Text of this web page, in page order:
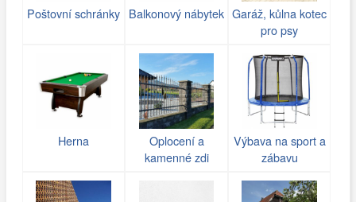
Poštovní schránky Balkonový nábytek Garáž, kůlna kotec
pro psy
Herna
Oplocení a
kamenné zdi
Výbava na sport a
zábavu